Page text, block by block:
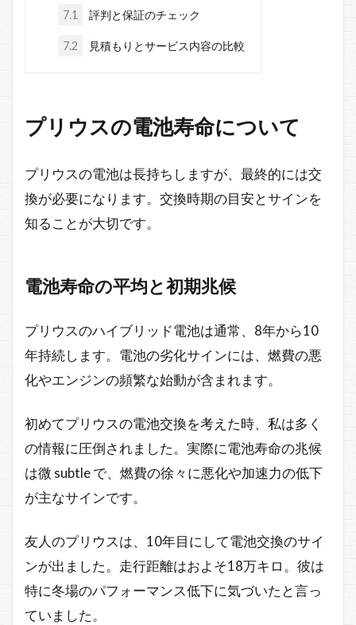
7.1 評判と保証のチェック
7.2 見積もりとサービス内容の比較
プリウスの電池寿命について
プリウスの電池は長持ちしますが、最終的には交
換が必要になります。交換時期の目安とサインを
知ることが大切です。
電池寿命の平均と初期兆候
プリウスのハイブリッド電池は通常、8年から10
年持続します。電池の劣化サインには、燃費の悪
化やエンジンの頻繁な始動が含まれます。
初めてプリウスの電池交換を考えた時、私は多く
の情報に圧倒されました。実際に電池寿命の兆候
は微 subtle で、燃費の徐々に悪化や加速力の低下
が主なサインです。
友人のプリウスは、10年目にして電池交換のサイ
ンが出ました。走行距離はおよそ18万キロ。彼は
特に冬場のパフォーマンス低下に気づいたと言っ
ていました。